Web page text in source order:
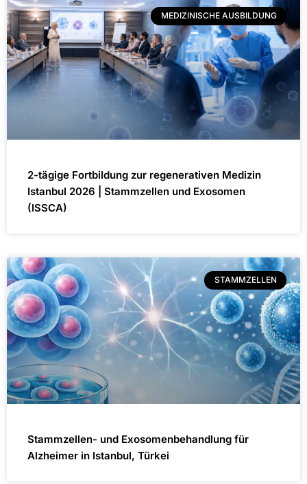
MEDIZINISCHE AUSBILDUNG
2-tägige Fortbildung zur regenerativen Medizin
Istanbul 2026 | Stammzellen und Exosomen
(ISSCA)
STAMMZELLEN
Stammzellen- und Exosomenbehandlung für
Alzheimer in Istanbul, Türkei